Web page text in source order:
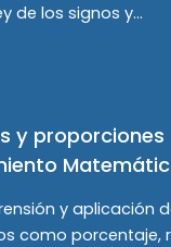
de los signos y…
y
y aplicación
como porcentaje,